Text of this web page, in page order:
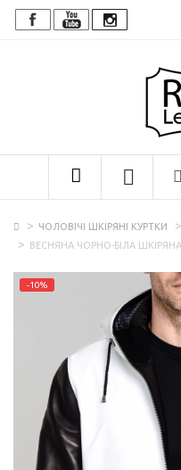
ЧОЛОВІЧІ ШКІРЯНІ КУРТКИ
ВЕСНЯНА ЧОРНО-БІЛА
-10%